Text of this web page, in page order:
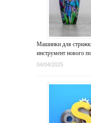
Машинки для
инструмент нового
04/04/2025